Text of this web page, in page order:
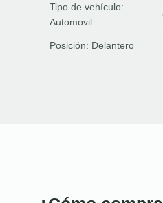
Tipo de vehículo:
Automovil
Posición: Delantero